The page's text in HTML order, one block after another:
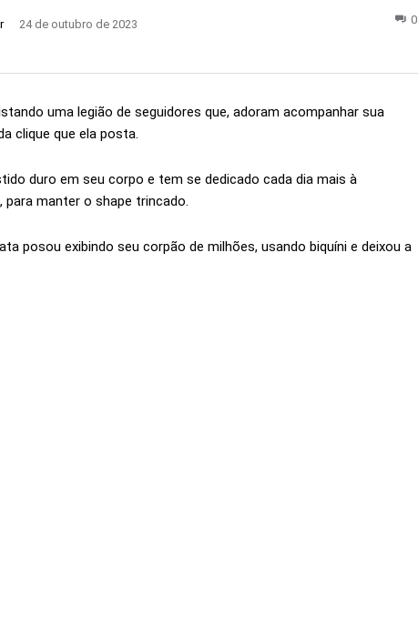
24 de outubro de 2023 0
uma legião de seguidores que, adoram acompanhar sua
clique que ela posta.
duro em seu corpo e tem se dedicado cada dia mais à
manter o shape trincado.
posou exibindo seu corpão de milhões, usando biquíni e deixou a